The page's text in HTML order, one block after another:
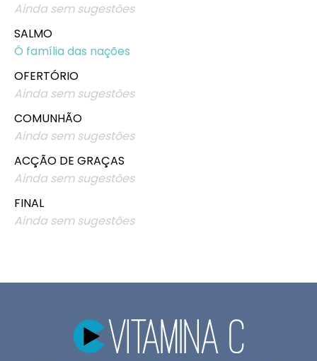
Ainda sem sugestões
SALMO
Ó família das nações
OFERTÓRIO
Ainda sem sugestões
COMUNHÃO
Ainda sem sugestões
ACÇÃO DE GRAÇAS
Ainda sem sugestões
FINAL
Ainda sem sugestões